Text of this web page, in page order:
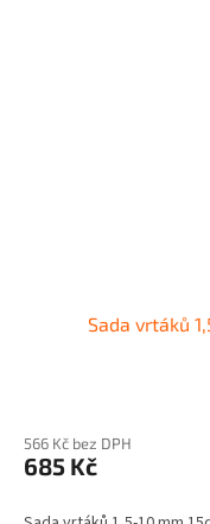
Sada vrtáků
566 Kč bez DPH
685 Kč